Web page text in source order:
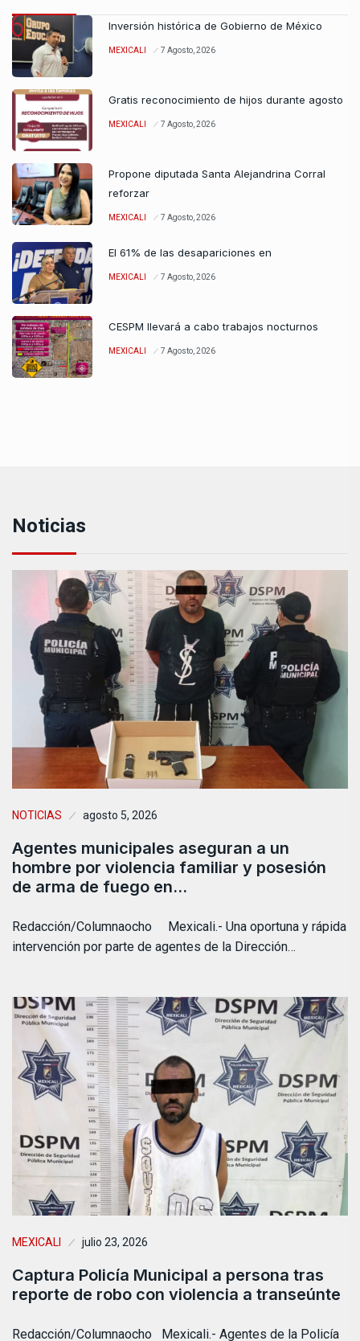
Inversión histórica de Gobierno de México
MEXICALI 7 Agosto, 2026
Gratis reconocimiento de hijos durante agosto
MEXICALI 7 Agosto, 2026
Propone diputada Santa Alejandrina Corral
reforzar
MEXICALI 7 Agosto, 2026
El 61% de las desapariciones en
MEXICALI 7 Agosto, 2026
CESPM llevará a cabo trabajos nocturnos
MEXICALI 7 Agosto, 2026
Noticias
NOTICIAS agosto 5, 2026
Agentes municipales aseguran a un
hombre por violencia familiar y posesión
de arma de fuego en…
Redacción/Columnaocho Mexicali.- Una oportuna y rápida
intervención por parte de agentes de la Dirección…
MEXICALI julio 23, 2026
Captura Policía Municipal a persona tras
reporte de robo con violencia a transeúnte
Redacción/Columnaocho Mexicali.- Agentes de la Policía